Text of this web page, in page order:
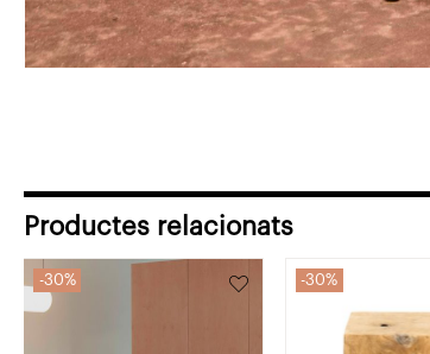
Productes relacionats
30% 30%